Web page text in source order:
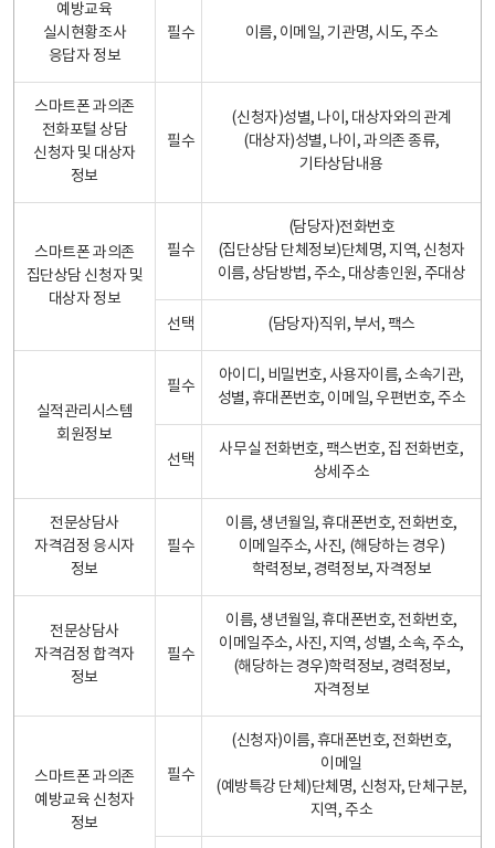
예방교육
실시현황조사
응답자 정보
필수 이름, 이메일, 기관명, 시도, 주소
스마트폰 과의존
전화포털 상담
신청자 및 대상자
정보
필수
(신청자)성별, 나이, 대상자와의 관계
(대상자)성별, 나이, 과의존 종류,
기타상담내용
스마트폰 과의존
집단상담 신청자 및
대상자 정보
필수
(담당자)전화번호
(집단상담 단체정보)단체명, 지역, 신청자
이름, 상담방법, 주소, 대상총인원, 주대상
선택 (담당자)직위, 부서, 팩스
실적관리시스템
회원정보
필수
아이디, 비밀번호, 사용자이름, 소속기관,
성별, 휴대폰번호, 이메일, 우편번호, 주소
선택
사무실 전화번호, 팩스번호, 집 전화번호,
상세주소
전문상담사
자격검정 응시자
정보
필수
이름, 생년월일, 휴대폰번호, 전화번호,
이메일주소, 사진, (해당하는 경우)
학력정보, 경력정보, 자격정보
전문상담사
자격검정 합격자
정보
필수
이름, 생년월일, 휴대폰번호, 전화번호,
이메일주소, 사진, 지역, 성별, 소속, 주소,
(해당하는 경우)학력정보, 경력정보,
자격정보
스마트폰 과의존
예방교육 신청자
정보
필수
(신청자)이름, 휴대폰번호, 전화번호,
이메일
(예방특강 단체)단체명, 신청자, 단체구분,
지역, 주소